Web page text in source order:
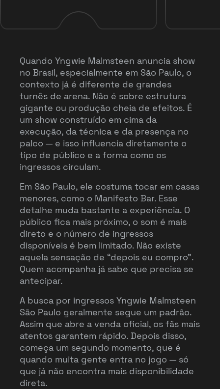
Quando Yngwie Malmsteen anuncia show
no Brasil, especialmente em São Paulo, o
contexto já é diferente de grandes
turnês de arena. Não é sobre estrutura
gigante ou produção cheia de efeitos. É
um show construído em cima da
execução, da técnica e da presença no
palco — e isso influencia diretamente o
tipo de público e a forma como os
ingressos circulam.
Em São Paulo, ele costuma tocar em casas
menores, como o Manifesto Bar. Esse
detalhe muda bastante a experiência. O
público fica mais próximo, o som é mais
direto e o número de ingressos
disponíveis é bem limitado. Não existe
aquela sensação de “depois eu compro”.
Quem acompanha já sabe que precisa se
antecipar.
A busca por ingressos Yngwie Malmsteen
São Paulo geralmente segue um padrão.
Assim que abre a venda oficial, os fãs mais
atentos garantem rápido. Depois disso,
começa um segundo momento, que é
quando muita gente entra no jogo — só
que já não encontra mais disponibilidade
direta.